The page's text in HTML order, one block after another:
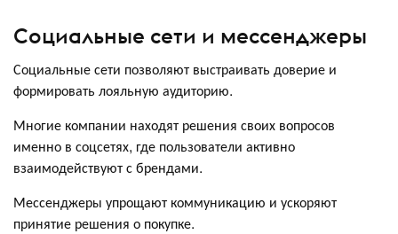
Социальные сети и мессенджеры
Социальные сети позволяют выстраивать доверие и
формировать лояльную аудиторию.
Многие компании находят решения своих вопросов
именно в соцсетях, где пользователи активно
взаимодействуют с брендами.
Мессенджеры упрощают коммуникацию и ускоряют
принятие решения о покупке.